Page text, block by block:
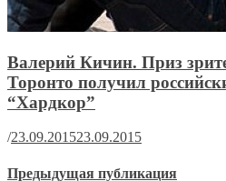
Валерий Кичин. Приз
Торонто получил
“Хардкор”
/23.09.201523.09.2015
Предыдущая публикация